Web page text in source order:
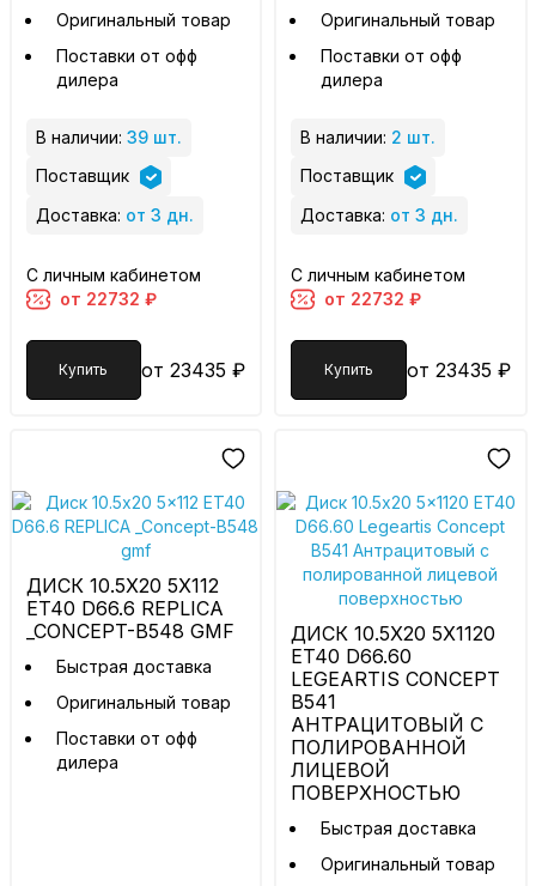
Оригинальный товар
Поставки от офф
дилера
В наличии: 39 шт.
Поставщик
Доставка: от 3 дн.
С личным кабинетом
от 22732 ₽
Купить от 23435 ₽
Оригинальный товар
Поставки от офф
дилера
В наличии: 2 шт.
Поставщик
Доставка: от 3 дн.
С личным кабинетом
от 22732 ₽
Купить от 23435 ₽
ДИСК 10.5X20 5X112
ET40 D66.6 REPLICA
_CONCEPT-B548 GMF
Быстрая доставка
Оригинальный товар
Поставки от офф
дилера
ДИСК 10.5X20 5X1120
ET40 D66.60
LEGEARTIS CONCEPT
B541
АНТРАЦИТОВЫЙ С
ПОЛИРОВАННОЙ
ЛИЦЕВОЙ
ПОВЕРХНОСТЬЮ
Быстрая доставка
Оригинальный товар